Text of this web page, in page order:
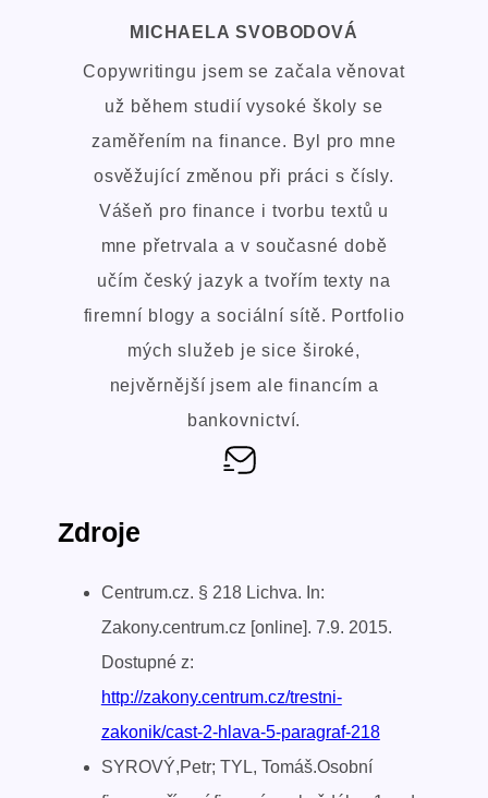
MICHAELA SVOBODOVÁ
Copywritingu jsem se začala věnovat
už během studií vysoké školy se
zaměřením na finance. Byl pro mne
osvěžující změnou při práci s čísly.
Vášeň pro finance i tvorbu textů u
mne přetrvala a v současné době
učím český jazyk a tvořím texty na
firemní blogy a sociální sítě. Portfolio
mých služeb je sice široké,
nejvěrnější jsem ale financím a
bankovnictví.
Zdroje
Centrum.cz. § 218 Lichva. In:
Zakony.centrum.cz [online]. 7.9. 2015.
Dostupné z:
http://zakony.centrum.cz/trestni-
zakonik/cast-2-hlava-5-paragraf-218
SYROVÝ,Petr; TYL, Tomáš.Osobní